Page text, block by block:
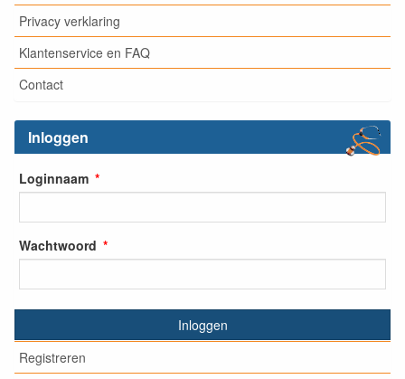
Privacy verklaring
Klantenservice en FAQ
Contact
Inloggen
Loginnaam
Wachtwoord
Inloggen
Registreren